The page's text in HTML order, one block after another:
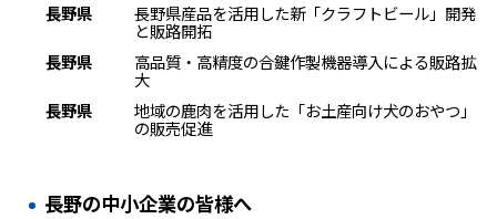
長野県
長野県産品を活用した新「クラフトビール」開発
と販路開拓
長野県
高品質・高精度の合鍵作製機器導入による販路拡
大
長野県
地域の鹿肉を活用した「お土産向け犬のおやつ」
の販売促進
長野の中小企業の皆様へ